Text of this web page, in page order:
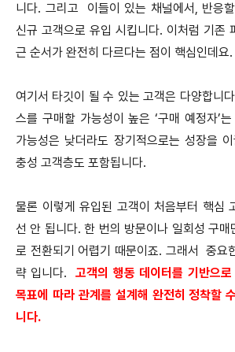
니다. 그리고 이들이 있는 채널에서, 반응
신규 고객으로 유입 시킵니다. 이처럼 기존
근 순서가 완전히 다르다는 점이 핵심인데요.
여기서 타깃이 될 수 있는 고객은 다양합니
스를 구매할 가능성이 높은 ‘구매 예정자’
가능성은 낮더라도 장기적으로는 성장을
충성 고객층도 포함됩니다.
물론 이렇게 유입된 고객이 처음부터 핵심
선 안 됩니다. 한 번의 방문이나 일회성 구매
로 전환되기 어렵기 때문이죠. 그래서 중요
략 입니다.고객의 행동 데이터를 기반으
목표에 따라 관계를 설계해 완전히 정착할
니다.